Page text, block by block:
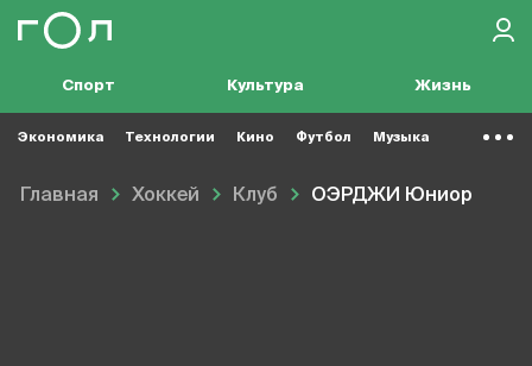
Спорт Культура Жизнь
Экономика Технологии Кино Футбол Музыка
Главная Хоккей Клуб ОЭРДЖИ Юниор